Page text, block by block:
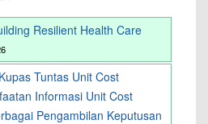
Resilient Health Care
Tuntas Unit Cost
Informasi Unit Cost
Pengambilan Keputusan